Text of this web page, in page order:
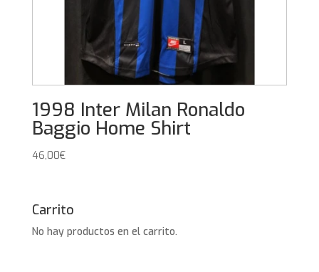
1998 Inter Milan Ronaldo
Baggio Home Shirt
46,00€
Carrito
No hay productos en el carrito.